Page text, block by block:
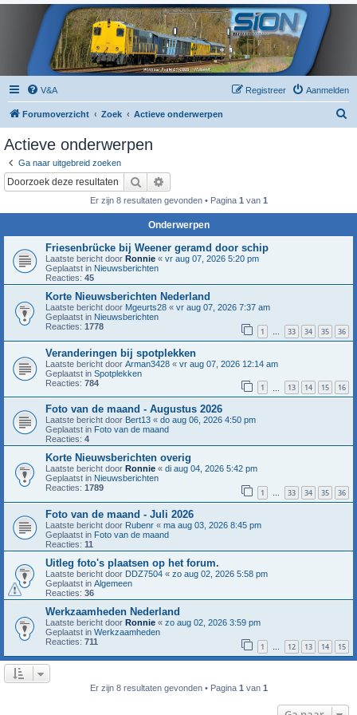
V&A Aanmelden
Registreer
Forumoverzicht Zoek Actieve onderwerpen
Actieve onderwerpen
Ga naar uitgebreid zoeken
Zoek
Er zijn 8 resultaten gevonden • Pagina 1 van 1
Onderwerpen
Friesenbrücke bij Weener geramd door schip
Laatste bericht door Ronnie « vr aug 07, 2026 5:20 pm
Geplaatst in Nieuwsberichten
Reacties: 45
Korte Nieuwsberichten Nederland
Laatste bericht door Mgeurts28 « vr aug 07, 2026 7:37 am
Geplaatst in Nieuwsberichten
Reacties: 1778 1 … 33 34 35 36
Veranderingen bij spotplekken
Laatste bericht door Arman3428 « vr aug 07, 2026 12:14 am
Geplaatst in Spotplekken
Reacties: 784 1 13 14 15 16
Foto van de maand - Augustus 2026
Laatste bericht door Bert13 « do aug 06, 2026 4:50 pm
Geplaatst in Foto van de maand
Reacties: 4
Korte Nieuwsberichten overig
Laatste bericht door Ronnie « di aug 04, 2026 5:42 pm
Geplaatst in Nieuwsberichten
Reacties: 1789 1 … 33 34 35 36
Foto van de maand - Juli 2026
Laatste bericht door Rubenr « ma aug 03, 2026 8:45 pm
Geplaatst in Foto van de maand
Reacties: 11
Uitleg foto's plaatsen op het forum.
Laatste bericht door DDZ7504 « zo aug 02, 2026 5:58 pm
Geplaatst in Algemeen
Reacties: 36
Werkzaamheden Nederland
Laatste bericht door Ronnie « zo aug 02, 2026 3:59 pm
Geplaatst in Werkzaamheden
Reacties: 711 1 … 12 13 14 15
Er zijn 8 resultaten gevonden • Pagina 1 van 1